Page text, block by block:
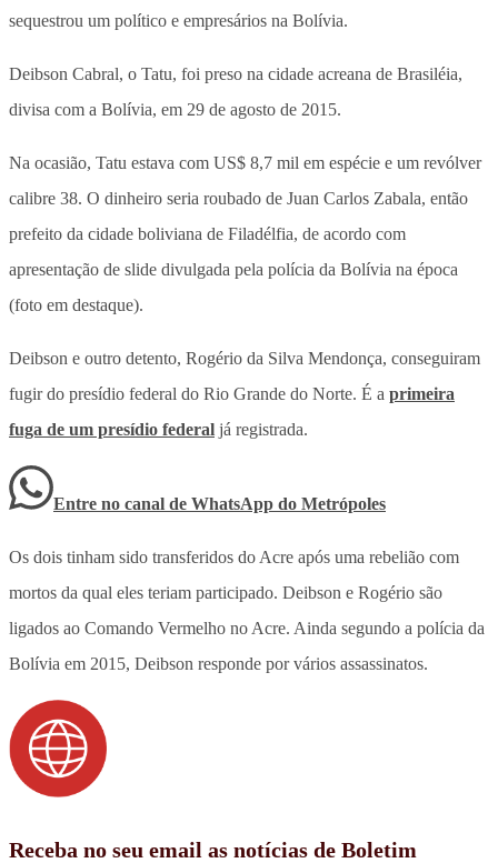
sequestrou um político e empresários na Bolívia.
Deibson Cabral, o Tatu, foi preso na cidade acreana de Brasiléia,
divisa com a Bolívia, em 29 de agosto de 2015.
Na ocasião, Tatu estava com US$ 8,7 mil em espécie e um revólver
calibre 38. O dinheiro seria roubado de Juan Carlos Zabala, então
prefeito da cidade boliviana de Filadélfia, de acordo com
apresentação de slide divulgada pela polícia da Bolívia na época
(foto em destaque).
Deibson e outro detento, Rogério da Silva Mendonça, conseguiram
fugir do presídio federal do Rio Grande do Norte. É a primeira
fuga de um presídio federal já registrada.
Entre no canal de WhatsApp do Metrópoles
Os dois tinham sido transferidos do Acre após uma rebelião com
mortos da qual eles teriam participado. Deibson e Rogério são
ligados ao Comando Vermelho no Acre. Ainda segundo a polícia da
Bolívia em 2015, Deibson responde por vários assassinatos.
Receba no seu email as notícias de Boletim